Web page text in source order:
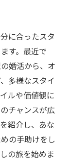
に合ったスタ
す。最近で
婚活から、オ
多様なスタイ
ルや価値観に
チャンスが広
紹介し、あな
の手助けをし
の旅を始めま